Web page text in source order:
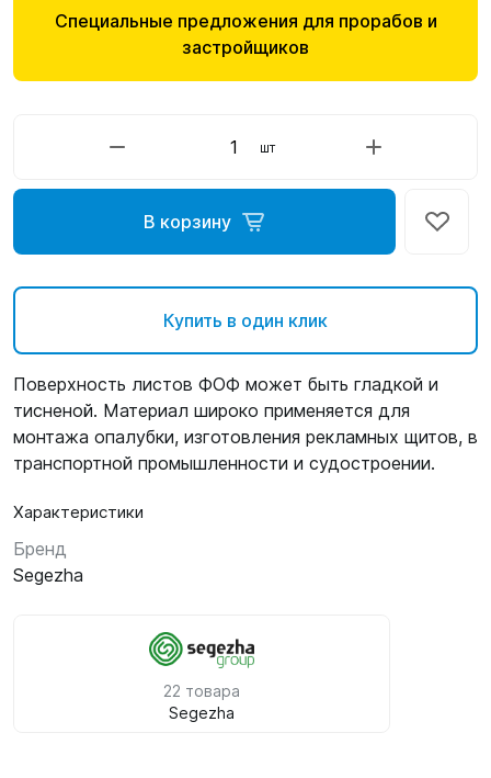
Специальные предложения для прорабов и
застройщиков
шт
В корзину
Купить в один клик
Поверхность листов ФОФ может быть гладкой и
тисненой. Материал широко применяется для
монтажа опалубки, изготовления рекламных щитов, в
транспортной промышленности и судостроении.
Характеристики
Бренд
Segezha
22 товара
Segezha